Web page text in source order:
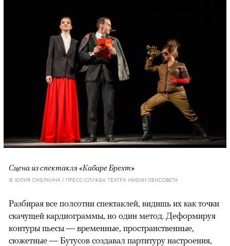
Сцена из спектакля «Кабаре Брехт»
© ЮЛИЯ СМЕЛКИНА / ПРЕСС-СЛУЖБА ТЕАТРА ИМЕНИ ЛЕНСОВЕТА
Разбирая все полсотни спектаклей, видишь их как точки
скачущей кардиограммы, но один метод. Деформируя
контуры пьесы — временные, пространственные,
сюжетные — Бутусов создавал партитуру настроения,